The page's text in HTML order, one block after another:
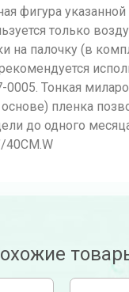
фигура
только
на палочку (в
Тонкая
пленка
до одного
40CM.W